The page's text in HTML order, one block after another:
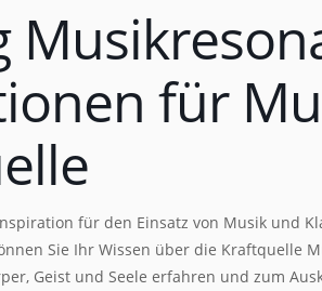
für
für den Einsatz von Musik und
Sie Ihr Wissen über die Kraftquelle
Geist und Seele erfahren und zum